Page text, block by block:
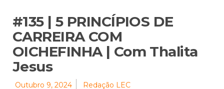
#135 | 5 PRINCÍPIOS DE
CARREIRA COM
OICHEFINHA | Com Thalita
Jesus
Outubro 9, 2024 Redação LEC